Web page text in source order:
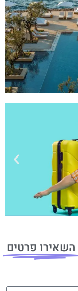
השאירו פרטים